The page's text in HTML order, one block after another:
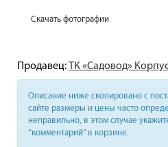
Скачать фотографии
Продавец:ТК «Садовод»
Описание ниже скопировано с
сайте размеры и цены часто
неправильно, в этом случае
“комментарий” в корзине.